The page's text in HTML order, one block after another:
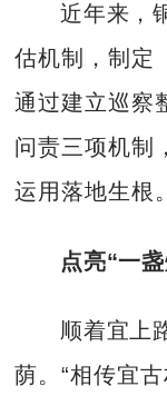
近年来，
估机制，制定
通过建立巡察
问责三项机制
运用落地生根。
点亮“一
顺着宜上
荫。“相传宜